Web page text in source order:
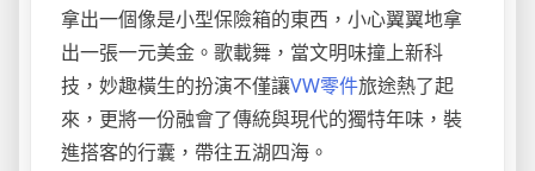
拿出一個像是小型保險箱的東西，小心翼翼地拿
出一張一元美金。歌載舞，當文明味撞上新科
技，妙趣橫生的扮演不僅讓VW零件旅途熱了起
來，更將一份融會了傳統與現代的獨特年味，裝
進搭客的行囊，帶往五湖四海。